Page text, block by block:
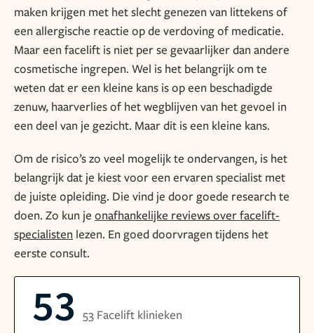
maken krijgen met het slecht genezen van littekens of
een allergische reactie op de verdoving of medicatie.
Maar een facelift is niet per se gevaarlijker dan andere
cosmetische ingrepen. Wel is het belangrijk om te
weten dat er een kleine kans is op een beschadigde
zenuw, haarverlies of het wegblijven van het gevoel in
een deel van je gezicht. Maar dit is een kleine kans.
Om de risico’s zo veel mogelijk te ondervangen, is het
belangrijk dat je kiest voor een ervaren specialist met
de juiste opleiding. Die vind je door goede research te
doen. Zo kun je onafhankelijke reviews over facelift-
specialisten lezen. En goed doorvragen tijdens het
eerste consult.
53 53 Facelift klinieken